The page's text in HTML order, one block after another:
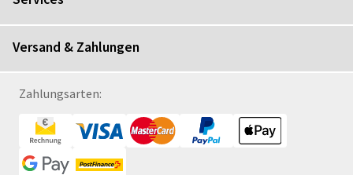
Versand & Zahlungen
Zahlungsarten: